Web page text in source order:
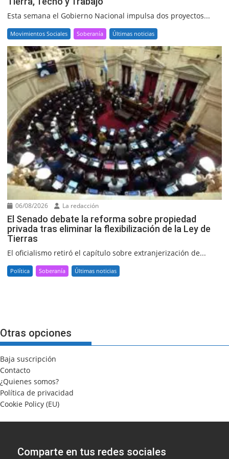
Esta semana el Gobierno Nacional impulsa dos proyectos...
Movimientos Sociales Soberanía Últimas noticias
06/08/2026 La redacción
El Senado debate la reforma sobre propiedad
privada tras eliminar la flexibilización de la Ley de
Tierras
El oficialismo retiró el capítulo sobre extranjerización de...
Política Soberanía Últimas noticias
Otras opciones
Baja suscripción
Contacto
¿Quienes somos?
Política de privacidad
Cookie Policy (EU)
Comparte en tus redes sociales